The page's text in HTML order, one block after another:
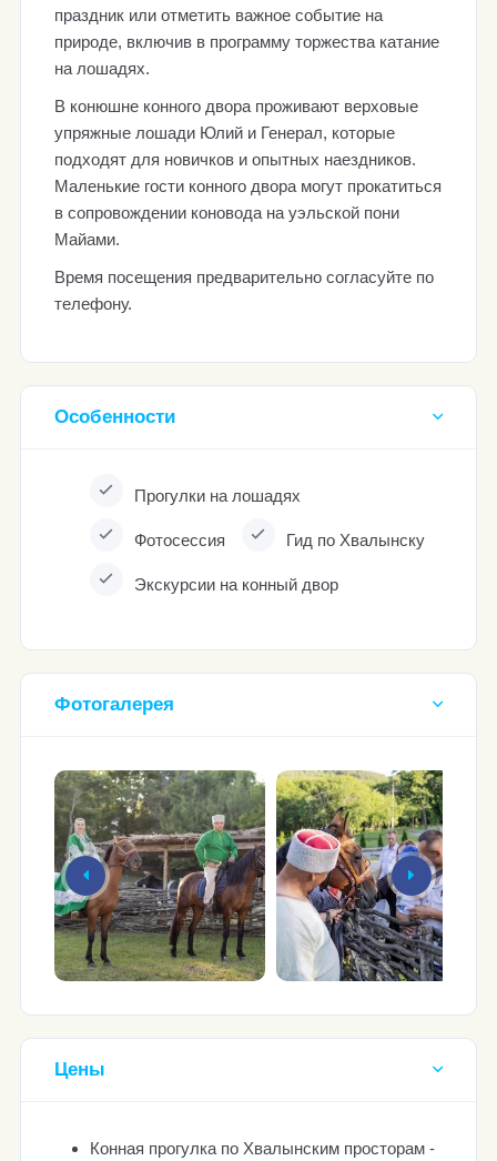
праздник или отметить важное событие на
природе, включив в программу торжества катание
на лошадях.
В конюшне конного двора проживают верховые
упряжные лошади Юлий и Генерал, которые
подходят для новичков и опытных наездников.
Маленькие гости конного двора могут прокатиться
в сопровождении коновода на уэльской пони
Майами.
Время посещения предварительно согласуйте по
телефону.
Особенности
Прогулки на лошадях
Фотосессия Гид по Хвалынску
Экскурсии на конный двор
Фотогалерея
Цены
Конная прогулка по Хвалынским просторам -